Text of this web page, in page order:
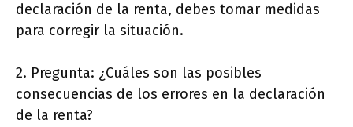
declaración de la renta, debes tomar medidas
para corregir la situación.
2. Pregunta: ¿Cuáles son las posibles
consecuencias de los errores en la declaración
de la renta?